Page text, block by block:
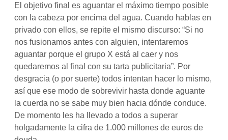
El objetivo final es aguantar el máximo tiempo posible
con la cabeza por encima del agua. Cuando hablas en
privado con ellos, se repite el mismo discurso: “Si no
nos fusionamos antes con alguien, intentaremos
aguantar porque el grupo X está al caer y nos
quedaremos al final con su tarta publicitaria”. Por
desgracia (o por suerte) todos intentan hacer lo mismo,
así que ese modo de sobrevivir hasta donde aguante
la cuerda no se sabe muy bien hacia dónde conduce.
De momento les ha llevado a todos a superar
holgadamente la cifra de 1.000 millones de euros de